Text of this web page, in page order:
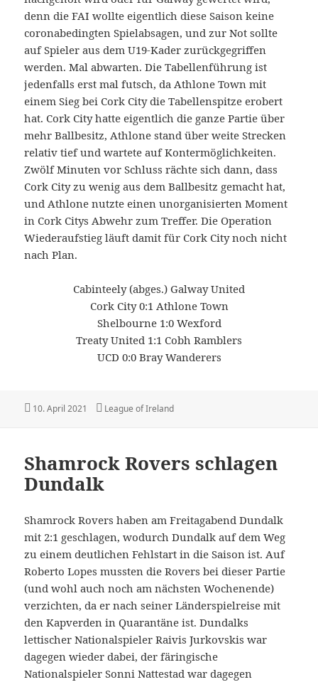
denn die FAI wollte eigentlich diese Saison keine
coronabedingten Spielabsagen, und zur Not sollte
auf Spieler aus dem U19-Kader zurückgegriffen
werden. Mal abwarten. Die Tabellenführung ist
jedenfalls erst mal futsch, da Athlone Town mit
einem Sieg bei Cork City die Tabellenspitze erobert
hat. Cork City hatte eigentlich die ganze Partie über
mehr Ballbesitz, Athlone stand über weite Strecken
relativ tief und wartete auf Kontermöglichkeiten.
Zwölf Minuten vor Schluss rächte sich dann, dass
Cork City zu wenig aus dem Ballbesitz gemacht hat,
und Athlone nutzte einen unorganisierten Moment
in Cork Citys Abwehr zum Treffer. Die Operation
Wiederaufstieg läuft damit für Cork City noch nicht
nach Plan.
Cabinteely (abges.) Galway United
Cork City 0:1 Athlone Town
Shelbourne 1:0 Wexford
Treaty United 1:1 Cobh Ramblers
UCD 0:0 Bray Wanderers
Veröffentlicht
10. April 2021 Kategorien
League of Ireland
Shamrock Rovers schlagen
Dundalk
Shamrock Rovers haben am Freitagabend Dundalk
mit 2:1 geschlagen, wodurch Dundalk auf dem Weg
zu einem deutlichen Fehlstart in die Saison ist. Auf
Roberto Lopes mussten die Rovers bei dieser Partie
(und wohl auch noch am nächsten Wochenende)
verzichten, da er nach seiner Länderspielreise mit
den Kapverden in Quarantäne ist. Dundalks
lettischer Nationalspieler Raivis Jurkovskis war
dagegen wieder dabei, der färingische
Nationalspieler Sonni Nattestad war dagegen